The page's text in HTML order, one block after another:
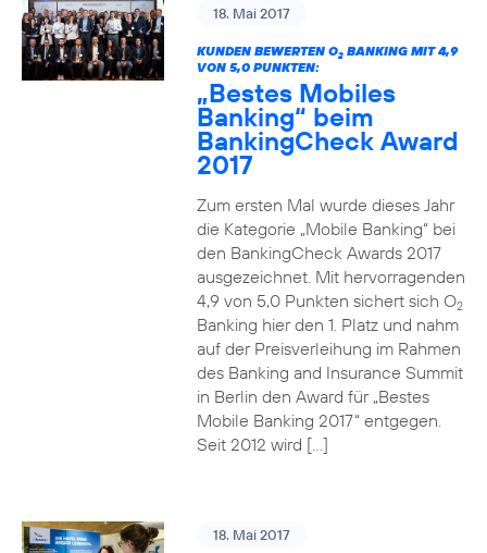
18. Mai 2017
KUNDEN BEWERTEN O2BANKING MIT 4,9
VON 5,0 PUNKTEN:
„Bestes Mobiles
Banking“ beim
BankingCheck Award
2017
Zum ersten Mal wurde dieses Jahr
die Kategorie „Mobile Banking“ bei
den BankingCheck Awards 2017
ausgezeichnet. Mit hervorragenden
4,9 von 5,0 Punkten sichert sich O2
Banking hier den 1. Platz und nahm
auf der Preisverleihung im Rahmen
des Banking and Insurance Summit
in Berlin den Award für „Bestes
Mobile Banking 2017“ entgegen.
Seit 2012 wird […]
18. Mai 2017